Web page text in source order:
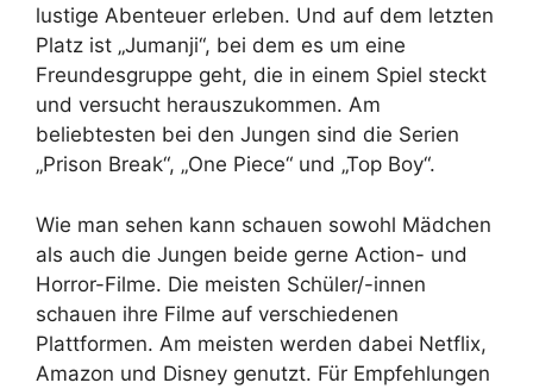
lustige Abenteuer erleben. Und auf dem letzten
Platz ist „Jumanji“, bei dem es um eine
Freundesgruppe geht, die in einem Spiel steckt
und versucht herauszukommen. Am
beliebtesten bei den Jungen sind die Serien
„Prison Break“, „One Piece“ und „Top Boy“.
Wie man sehen kann schauen sowohl Mädchen
als auch die Jungen beide gerne Action- und
Horror-Filme. Die meisten Schüler/-innen
schauen ihre Filme auf verschiedenen
Plattformen. Am meisten werden dabei Netflix,
Amazon und Disney genutzt. Für Empfehlungen